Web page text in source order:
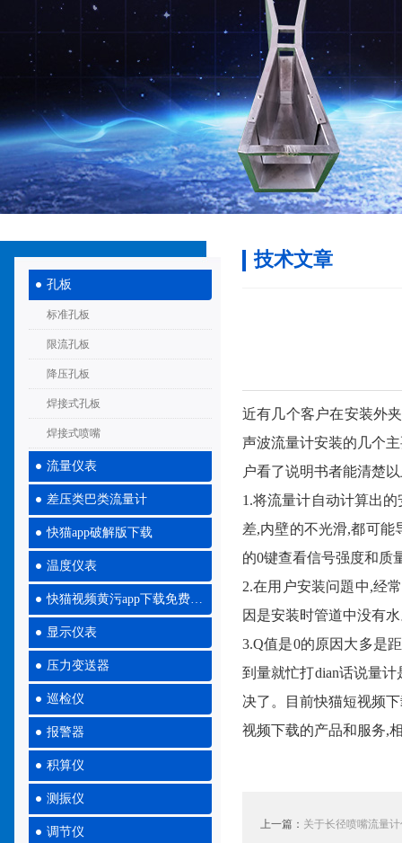
孔板
标准孔板
限流孔板
降压孔板
焊接式孔板
焊接式喷嘴
流量仪表
差压类巴类流量计
快猫app破解版下载
温度仪表
快猫视频黄污app下载免费大全
显示仪表
压力变送器
巡检仪
报警器
积算仪
测振仪
调节仪
技术文章
近有几个客户在安装外
声波流量计安装的几个主要
户看了说明书者能清楚
1.将流量计自动计算出
差,内壁的不光滑,都可能
的0键查看信号强度和质
2.在用户安装问題中,经
因是安装时管道中没有水
3.Q值是0的原因大多是
到量就忙打dian话说量
决了。目前快猫短视
视频下载的产品和服务,
上一篇： 关于长径喷嘴流量计你